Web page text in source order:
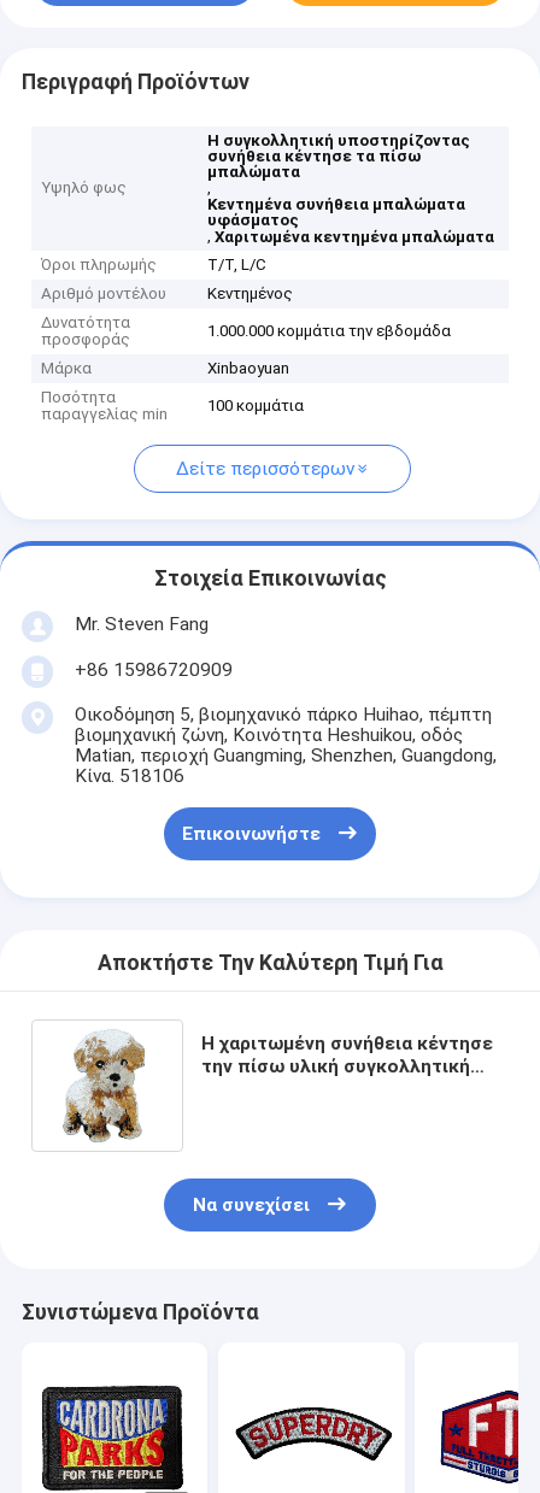
Περιγραφή Προϊόντων
Υψηλό φως
Η συγκολλητική υποστηρίζοντας
συνήθεια κέντησε τα πίσω
μπαλώματα
,
Κεντημένα συνήθεια μπαλώματα
υφάσματος
,Χαριτωμένα κεντημένα μπαλώματα
Όροι πληρωμής
T/T, L/C
Αριθμό μοντέλου
Κεντημένος
Δυνατότητα
προσφοράς
1.000.000 κομμάτια την εβδομάδα
Μάρκα
Xinbaoyuan
Ποσότητα
παραγγελίας min
100 κομμάτια
Δείτε περισσότερων
Στοιχεία Επικοινωνίας
Mr. Steven Fang
+86 15986720909
Οικοδόμηση 5, βιομηχανικό πάρκο Huihao, πέμπτη
βιομηχανική ζώνη, Κοινότητα Heshuikou, οδός
Matian, περιοχή Guangming, Shenzhen, Guangdong,
Κίνα. 518106
Επικοινωνήστε
Αποκτήστε Την Καλύτερη Τιμή Για
Η χαριτωμένη συνήθεια κέντησε
την πίσω υλική συγκολλητική
Να συνεχίσει
Συνιστώμενα Προϊόντα